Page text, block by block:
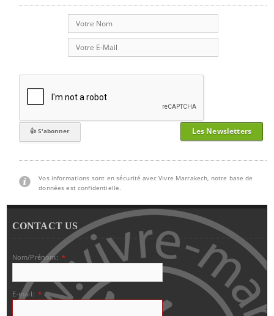
Les Newsletters
Vos informations sont en sécurité avec Vivre Marrakech, notre base de
données est confidentielle.
CONTACT US
Nom/Prénom: *
E-mail: *